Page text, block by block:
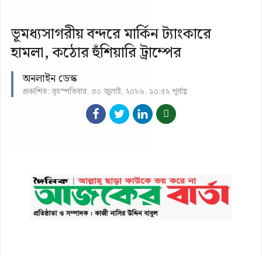
ভূমধ্যসাগরীয় বন্দরে মার্কিন ট্যাংকারে
হামলা, কঠোর হুঁশিয়ারি ট্রাম্পের
অনলাইন ডেস্ক
প্রকাশিত: বৃহস্পতিবার, ৩০ জুলাই, ২০২৬, ১০:৫২ পূর্বাহ্ণ